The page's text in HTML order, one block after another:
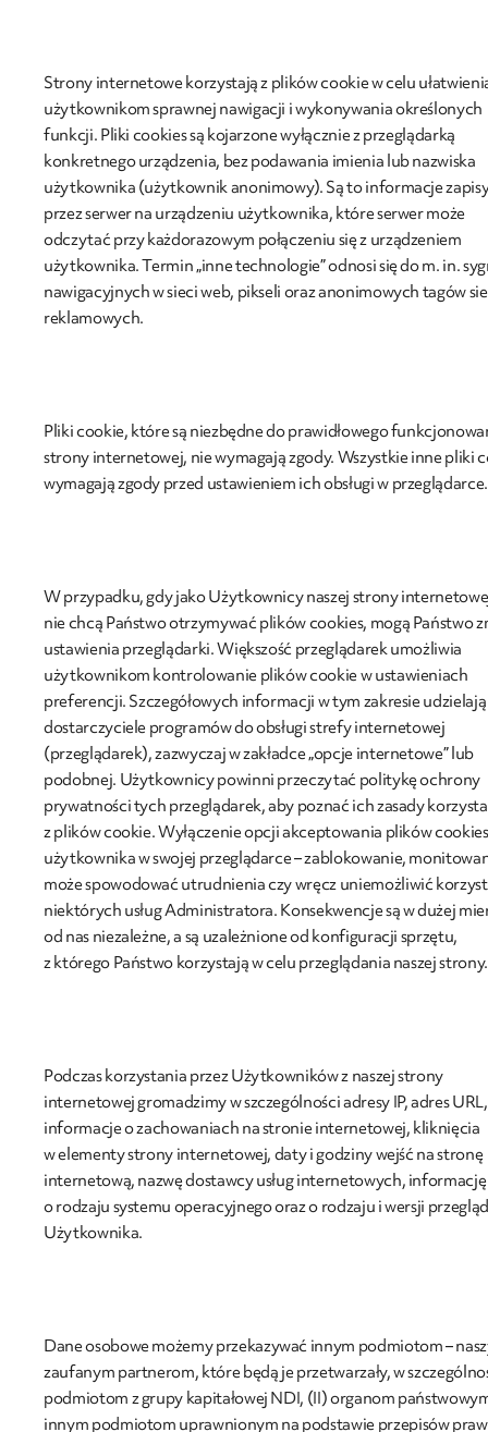
Strony internetowe korzystają z plików cookie w celu
użytkownikom sprawnej nawigacji i wykonywania określonych
funkcji. Pliki cookies są kojarzone wyłącznie z przeglądarką
konkretnego urządzenia, bez podawania imienia lub nazwiska
użytkownika (użytkownik anonimowy). Są to informacje
przez serwer na urządzeniu użytkownika, które serwer może
odczytać przy każdorazowym połączeniu się z urządzeniem
użytkownika. Termin „inne technologie” odnosi się do m. in.
nawigacyjnych w sieci web, pikseli oraz anonimowych tagów
reklamowych.
Pliki cookie, które są niezbędne do prawidłowego
strony internetowej, nie wymagają zgody. Wszystkie inne pliki
wymagają zgody przed ustawieniem ich obsługi w przeglądarce.
W przypadku, gdy jako Użytkownicy naszej strony
nie chcą Państwo otrzymywać plików cookies, mogą Państwo
ustawienia przeglądarki. Większość przeglądarek umożliwia
użytkownikom kontrolowanie plików cookie w ustawieniach
preferencji. Szczegółowych informacji w tym zakresie udzielają
dostarczyciele programów do obsługi strefy internetowej
(przeglądarek), zazwyczaj w zakładce „opcje internetowe” lub
podobnej. Użytkownicy powinni przeczytać politykę ochrony
prywatności tych przeglądarek, aby poznać ich zasady
z plików cookie. Wyłączenie opcji akceptowania plików
użytkownika w swojej przeglądarce – zablokowanie,
może spowodować utrudnienia czy wręcz uniemożliwić
niektórych usług Administratora. Konsekwencje są w dużej
od nas niezależne, a są uzależnione od konfiguracji sprzętu,
z którego Państwo korzystają w celu przeglądania naszej strony.
Podczas korzystania przez Użytkowników z naszej strony
internetowej gromadzimy w szczególności adresy IP, adres URL,
informacje o zachowaniach na stronie internetowej, kliknięcia
w elementy strony internetowej, daty i godziny wejść na stronę
internetową, nazwę dostawcy usług internetowych, informację
o rodzaju systemu operacyjnego oraz o rodzaju i wersji
Użytkownika.
Dane osobowe możemy przekazywać innym podmiotom –
zaufanym partnerom, które będą je przetwarzały, w
podmiotom z grupy kapitałowej NDI, (II) organom
innym podmiotom uprawnionym na podstawie przepisów